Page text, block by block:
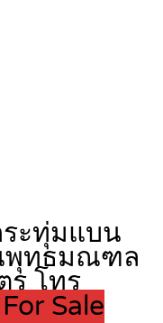
ะทุ่มแบน
พุทธมณฑล
ร โทร
Sale